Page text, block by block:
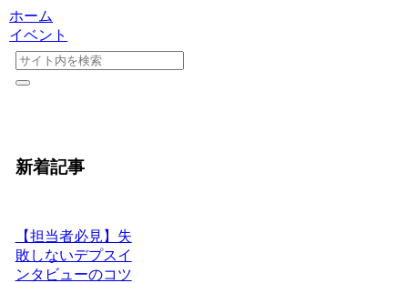
ホーム
イベント
新着記事
【担当者必見】失
敗しないデプスイ
ンタビューのコツ